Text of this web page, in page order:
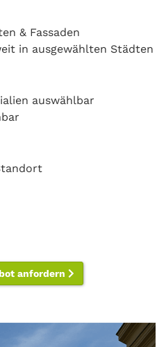
& Fassaden
in ausgewählten Städten
auswählbar
anfordern